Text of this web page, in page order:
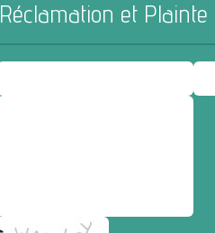
Réclamation et Plainte